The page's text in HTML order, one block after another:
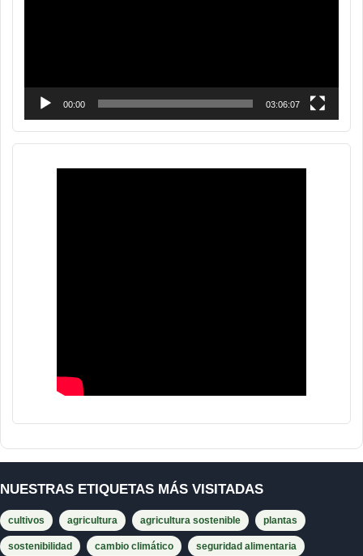
00:00 03:06:07
NUESTRAS ETIQUETAS MÁS VISITADAS
cultivos agricultura agricultura sostenible plantas
sostenibilidad cambio climático seguridad alimentaria